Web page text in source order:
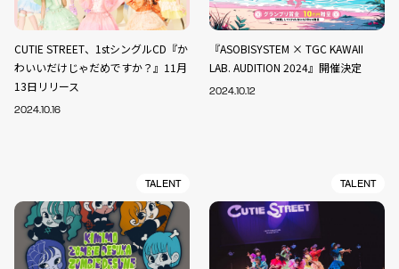
CUTIE STREET、1stシングルCD『か
わいいだけじゃだめですか？』11月
13日リリース
2024.10.16
『ASOBISYSTEM × TGC KAWAII
LAB. AUDITION 2024』開催決定
2024.10.12
TALENT TALENT